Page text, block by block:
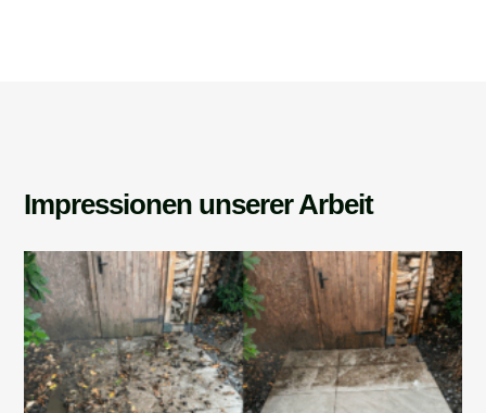
Impressionen unserer Arbeit